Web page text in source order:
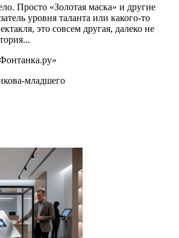
Просто «Золотая маска» и другие
уровня таланта или какого-то
это совсем другая, далеко не
младшего